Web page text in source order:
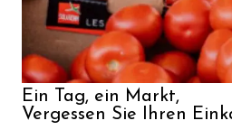
Ein Tag, ein Markt,
Vergessen Sie Ihren